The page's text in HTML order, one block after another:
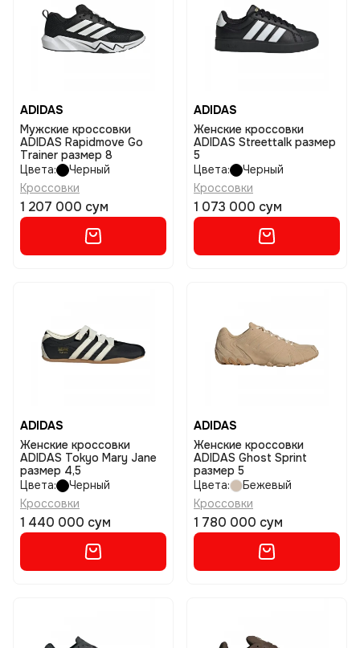
ADIDAS
Мужские кроссовки
ADIDAS Rapidmove Go
Trainer размер 8
Цвета:
Черный
Кроссовки
1 207 000 сум
ADIDAS
Женские кроссовки
ADIDAS Streettalk размер
5
Цвета:
Черный
Кроссовки
1 073 000 сум
ADIDAS
Женские кроссовки
ADIDAS Tokyo Mary Jane
размер 4,5
Цвета:
Черный
Кроссовки
1 440 000 сум
ADIDAS
Женские кроссовки
ADIDAS Ghost Sprint
размер 5
Цвета:
Бежевый
Кроссовки
1 780 000 сум